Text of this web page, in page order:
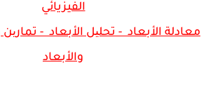
الفيزيائي
معادلة الأبعاد - تحلیل الأبعاد -
والأبعاد